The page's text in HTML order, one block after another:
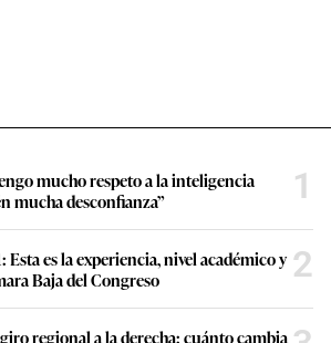
mucho respeto a la inteligencia
mucha desconfianza”
1
es la experiencia, nivel académico y
Baja del Congreso
2
regional a la derecha: cuánto cambia